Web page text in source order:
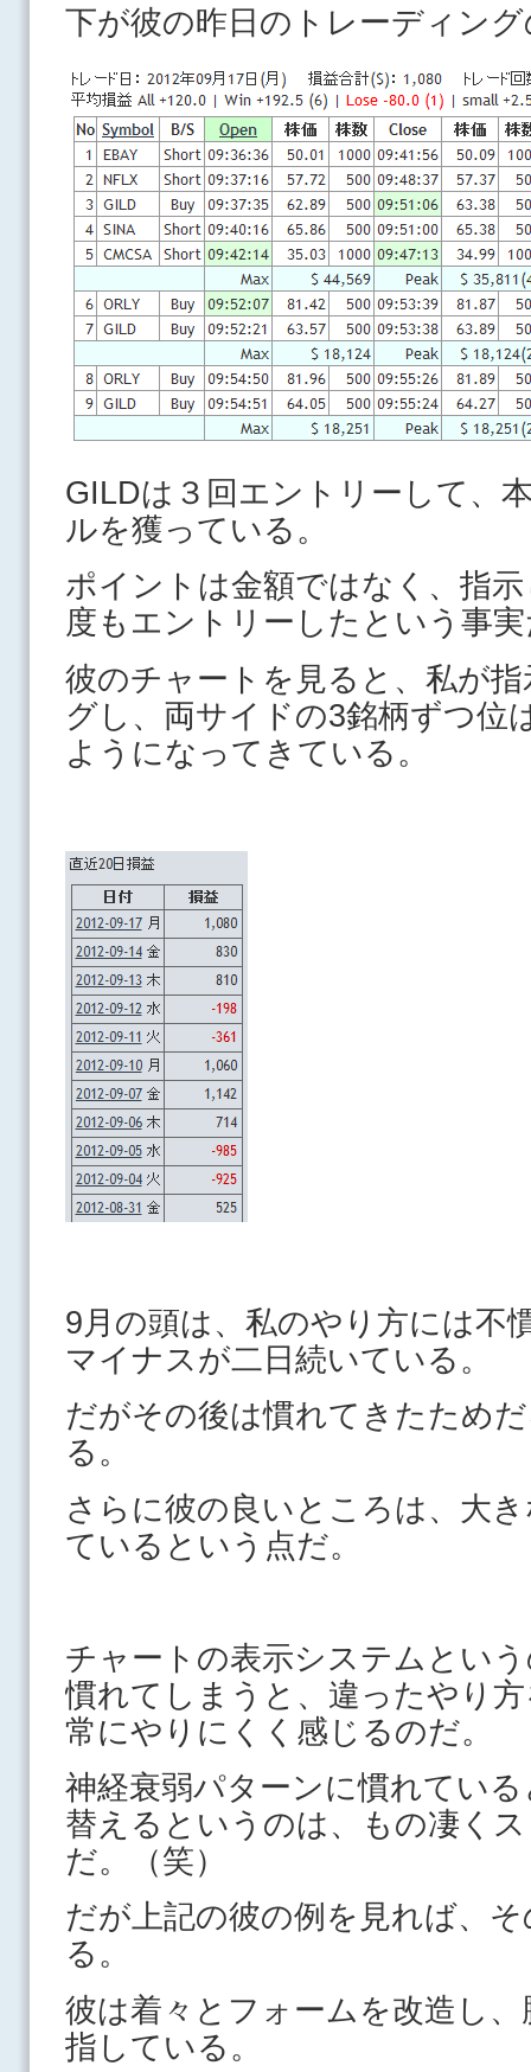
下が彼の昨日のトレーディン
GILDは３回エントリーして、
ルを獲っている。
ポイントは金額ではなく、指
度もエントリーしたという事
彼のチャートを見ると、私が
グし、両サイドの3銘柄ずつ位
ようになってきている。
9月の頭は、私のやり方には不
マイナスが二日続いている。
だがその後は慣れてきたため
る。
さらに彼の良いところは、大
ているという点だ。
チャートの表示システムとい
慣れてしまうと、違ったやり
常にやりにくく感じるのだ。
神経衰弱パターンに慣れてい
替えるというのは、もの凄く
だ。（笑）
だが上記の彼の例を見れば、
る。
彼は着々とフォームを改造し
指している。